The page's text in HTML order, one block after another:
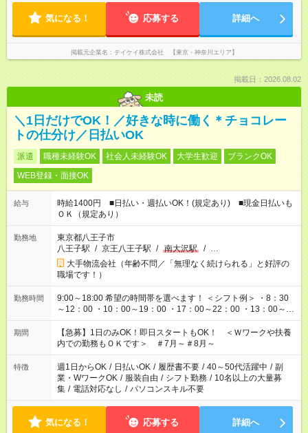
気になる！ 応募する 詳細へ
掲載元企業名 テイケイ株式会社 【東京・神奈川エリア】
掲載日：2026.08.02
未読
＼1日だけでOK！／好きな時に働く＊チョコレー
トの仕分け／日払いOK
派遣 職種未経験OK 社会人未経験OK 大学生歓迎
ブランクOK
WEB登録・面接OK
給与
時給1400円 ■日払い・週払いOK！(規定あり) ■現金日払いも
ＯＫ（規定あり）
勤務地
東京都八王子市
八王子駅 / 京王八王子駅 / 南大沢駅 / …
大手物流会社（年齢不問／「無理なく続けられる」と好評の
職場です！）
勤務時間
9:00～18:00 希望の時間帯を選べます！ ＜シフト例＞ ・8：30
～12：00 ・10：00～19：00 ・17：00～22：00 ・13：00～
22：00 ・22：00～翌6：00 など
期間
【急募】1日のみOK！即日スタートもOK！ ＜Ｗワークや扶養
内での勤務もＯＫです＞ ＃7月～＃8月～
特徴 週1日からOK / 日払いOK / 履歴書不要 / 40～50代活躍中 / 副
業・WワークOK / 服装自由 / シフト勤務 / 10名以上の大量募
集 / 電話対応なし / パソコンスキル不要
気になる！ 応募する 詳細へ